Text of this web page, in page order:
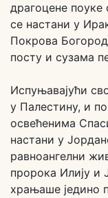
драгоцене
се настани у
Покрова
посту и сузама
Испуњавајући
у Палестину, и
освећенима
настани у
равноангелни
пророка Илију и
храњаше једино